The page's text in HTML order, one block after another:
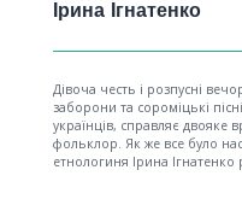
Ірина Ігнатенко
Дівоча честь і розпусні
заборони та сороміцькі
українців, справляє
фольклор. Як же все було
етнологиня Ірина Ігнатенко